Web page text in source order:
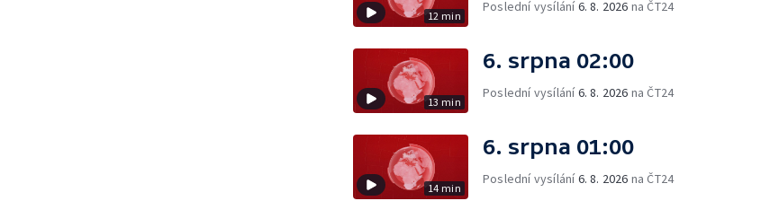
12 min
Poslední vysílání6. 8. 2026 na ČT24
13 min
6. srpna 02:00
Poslední vysílání6. 8. 2026 na ČT24
14 min
6. srpna 01:00
Poslední vysílání6. 8. 2026 na ČT24